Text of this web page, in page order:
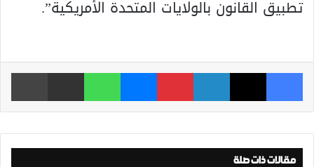
تطبيق القانون بالولايات المتحدة الأمريكية”.
فيسبوك ‫X لينكدإن بينتيريست ماسنجر واتساب مشاركة عبر البريد
مقالات ذات صلة